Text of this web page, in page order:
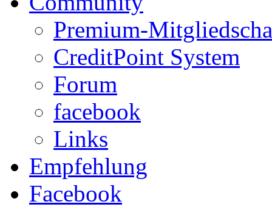
Premium-
CreditPoint System
Forum
facebook
Links
Empfehlung
Facebook